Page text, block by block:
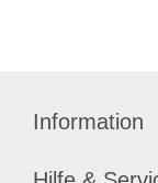
Information